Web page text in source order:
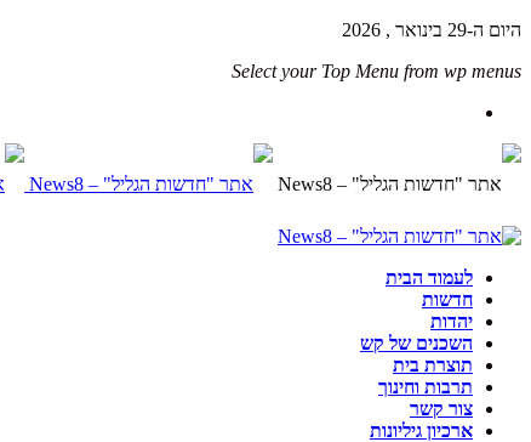
היום ה-29 בינואר , 2026
Select your Top Menu from wp menus
לעמוד הבית
חדשות
יהדות
השכנים של קש
תוצרת בית
תרבות וחינוך
צור קשר
ארכיון גיליונות